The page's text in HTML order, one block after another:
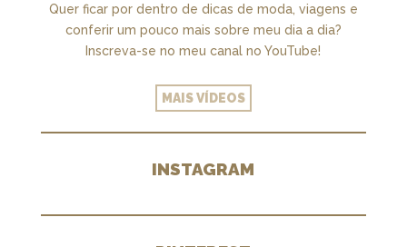
Quer ficar por dentro de dicas de moda, viagens e
conferir um pouco mais sobre meu dia a dia?
Inscreva-se no meu canal no YouTube!
MAIS VÍDEOS
INSTAGRAM